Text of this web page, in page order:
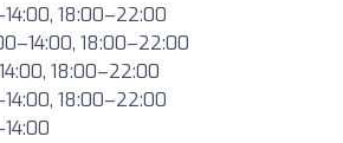
18:00–22:00
18:00–22:00
18:00–22:00
18:00–22:00